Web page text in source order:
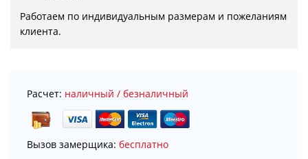
Работаем по индивидуальным размерам и пожеланиям
клиента.
Расчет: наличный / безналичный
Вызов замерщика: бесплатно